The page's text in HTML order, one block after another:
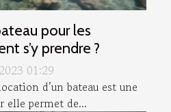
pour les
s’y prendre ?
01:29
d’un bateau est une
elle permet de...